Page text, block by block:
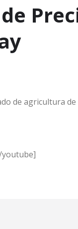
de agricultura
youtube]